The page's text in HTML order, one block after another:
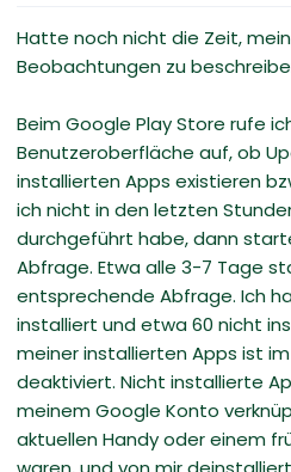
Hatte noch nicht die Zeit,
Beobachtungen zu
Beim Google Play Store rufe
Benutzeroberfläche auf, ob
installierten Apps existieren
ich nicht in den letzten
durchgeführt habe, dann
Abfrage. Etwa alle 3-7 Tage
entsprechende Abfrage. Ich
installiert und etwa 60 nicht
meiner installierten Apps ist
deaktiviert. Nicht installierte
meinem Google Konto
aktuellen Handy oder einem